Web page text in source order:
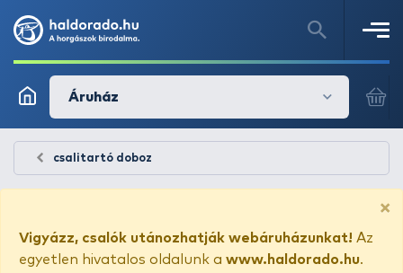
Áruház
csalitartó doboz
×
Vigyázz, csalók utánozhatják webáruházunkat! Az
egyetlen hivatalos oldalunk a www.haldorado.hu.